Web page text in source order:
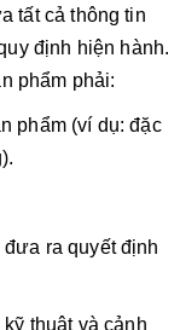
tất cả thông tin
định hiện hành.
phẩm phải:
phẩm (ví dụ: đặc
ra quyết định
thuật và cảnh